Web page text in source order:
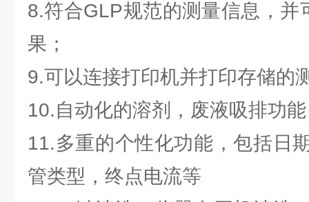
8.符合GLP规范的测量信息，并
果；
9.可以连接打印机并打印存储的
10.自动化的溶剂，废液吸排功
11.多重的个性化功能，包括日
管类型，终点电流等